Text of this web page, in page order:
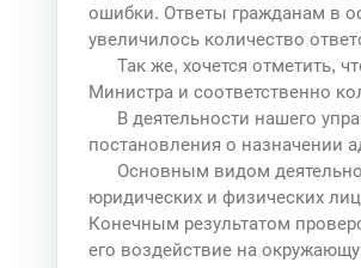
ошибки. Ответы гражданам в
увеличилось количество
Так же, хочется отметить,
Министра и соответственно
В деятельности нашего
постановления о назначении
Основным видом
юридических и физических
Конечным результатом
его воздействие на